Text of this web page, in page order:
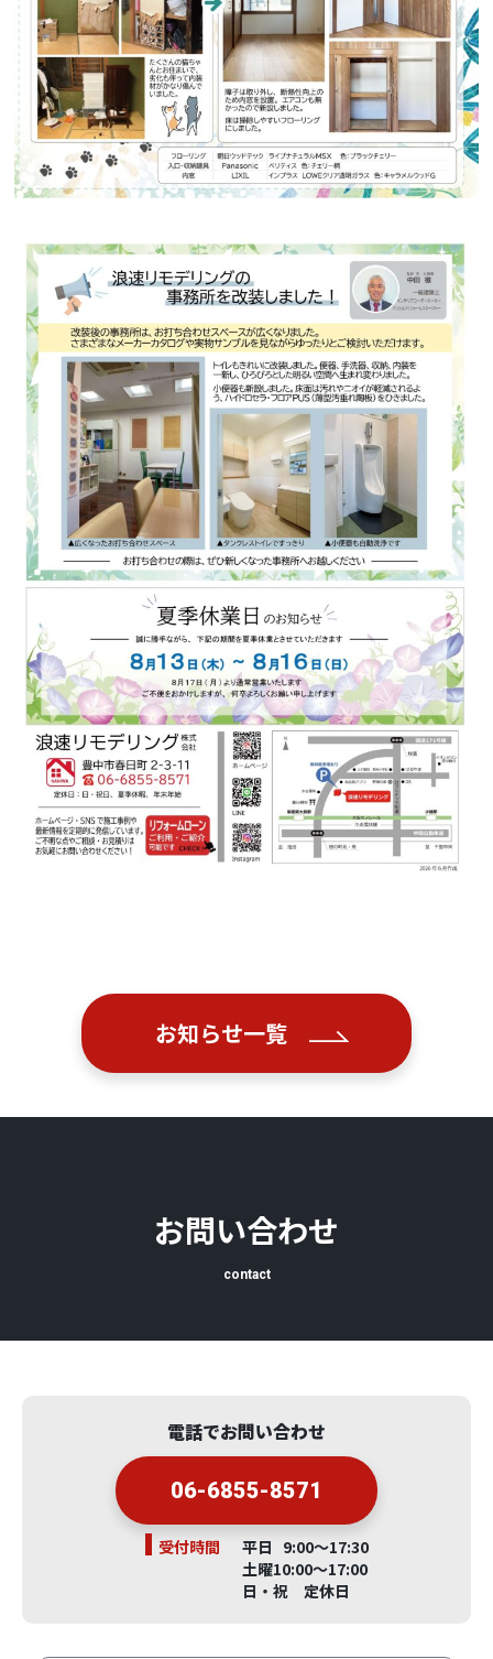
お知らせ一覧
お問い合わせ
contact
電話でお問い合わせ
06-6855-8571
受付時間
平日 9:00～17:30
土曜10:00～17:00
日・祝 定休日